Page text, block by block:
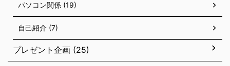
パソコン関係 (19)
自己紹介 (7)
プレゼント企画 (25)